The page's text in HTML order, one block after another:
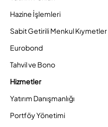
Hazine İşlemleri
Sabit Getirili Menkul Kıymetler
Eurobond
Tahvil ve Bono
Hizmetler
Yatırım Danışmanlığı
Portföy Yönetimi